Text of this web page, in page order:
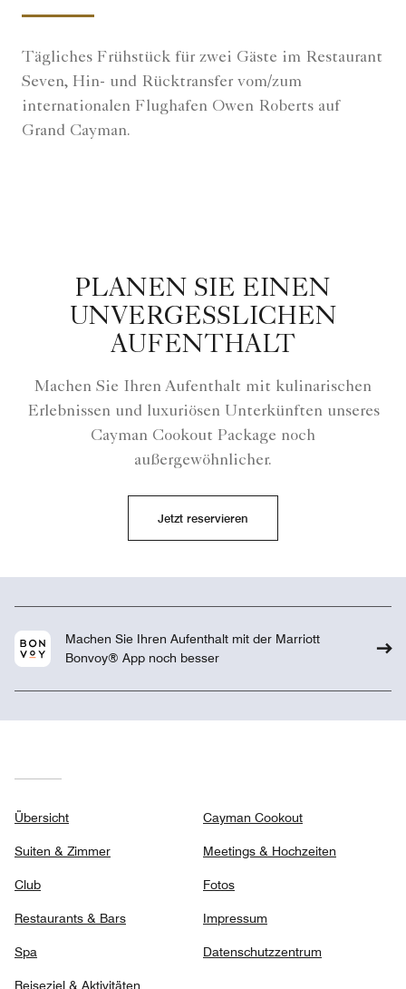
Tägliches Frühstück für zwei Gäste im Restaurant
Seven, Hin- und Rücktransfer vom/zum
internationalen Flughafen Owen Roberts auf
Grand Cayman.
PLANEN SIE EINEN
UNVERGESSLICHEN
AUFENTHALT
Machen Sie Ihren Aufenthalt mit kulinarischen
Erlebnissen und luxuriösen Unterkünften unseres
Cayman Cookout Package noch
außergewöhnlicher.
Jetzt reservieren
Machen Sie Ihren Aufenthalt mit der Marriott
Bonvoy® App noch besser
Übersicht
Suiten & Zimmer
Club
Restaurants & Bars
Spa
Reiseziel & Aktivitäten
Cayman Cookout
Meetings & Hochzeiten
Fotos
Impressum
Datenschutzzentrum